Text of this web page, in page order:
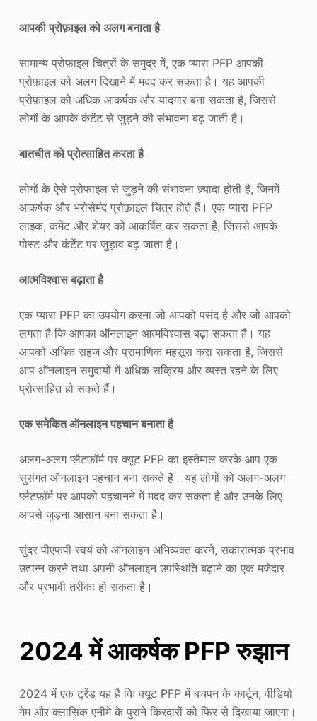
आपकी प्रोफ़ाइल को अलग बनाता है
सामान्य प्रोफ़ाइल चित्रों के समुद्र में, एक प्यारा PFP आपकी
प्रोफ़ाइल को अलग दिखाने में मदद कर सकता है। यह आपकी
प्रोफ़ाइल को अधिक आकर्षक और यादगार बना सकता है, जिससे
लोगों के आपके कंटेंट से जुड़ने की संभावना बढ़ जाती है।
बातचीत को प्रोत्साहित करता है
लोगों के ऐसे प्रोफाइल से जुड़ने की संभावना ज़्यादा होती है, जिनमें
आकर्षक और भरोसेमंद प्रोफ़ाइल चित्र होते हैं। एक प्यारा PFP
लाइक, कमेंट और शेयर को आकर्षित कर सकता है, जिससे आपके
पोस्ट और कंटेंट पर जुड़ाव बढ़ जाता है।
आत्मविश्वास बढ़ाता है
एक प्यारा PFP का उपयोग करना जो आपको पसंद है और जो आपको
लगता है कि आपका ऑनलाइन आत्मविश्वास बढ़ा सकता है। यह
आपको अधिक सहज और प्रामाणिक महसूस करा सकता है, जिससे
आप ऑनलाइन समुदायों में अधिक सक्रिय और व्यस्त रहने के लिए
प्रोत्साहित हो सकते हैं।
एक समेकित ऑनलाइन पहचान बनाता है
अलग-अलग प्लैटफ़ॉर्म पर क्यूट PFP का इस्तेमाल करके आप एक
सुसंगत ऑनलाइन पहचान बना सकते हैं। यह लोगों को अलग-अलग
प्लैटफ़ॉर्म पर आपको पहचानने में मदद कर सकता है और उनके लिए
आपसे जुड़ना आसान बना सकता है।
सुंदर पीएफपी स्वयं को ऑनलाइन अभिव्यक्त करने, सकारात्मक प्रभाव
उत्पन्न करने तथा अपनी ऑनलाइन उपस्थिति बढ़ाने का एक मजेदार
और प्रभावी तरीका हो सकता है।
2024 में आकर्षक PFP रुझान
2024 में एक ट्रेंड यह है कि क्यूट PFP में बचपन के कार्टून, वीडियो
गेम और क्लासिक एनीमे के पुराने किरदारों को फिर से दिखाया जाएगा।